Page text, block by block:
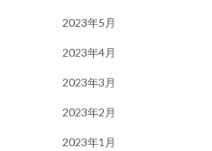
2023年5月
2023年4月
2023年3月
2023年2月
2023年1月